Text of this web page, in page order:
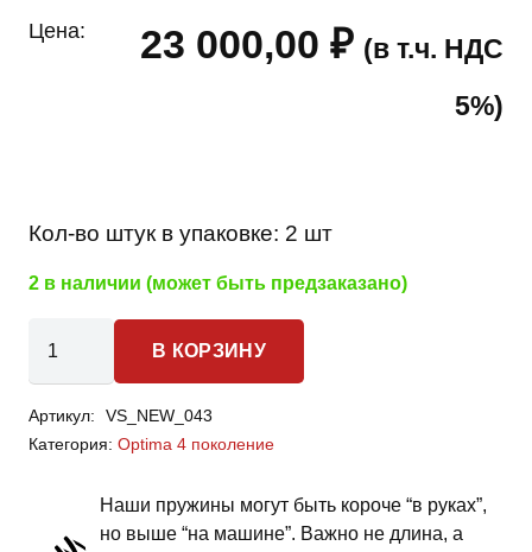
Цена: 23 000,00 ₽ (в т.ч. НДС
5%)
Кол-во штук в упаковке: 2 шт
2 в наличии (может быть предзаказано)
товара
Optima
4
В КОРЗИНУ
Артикул:
VS_NEW_043
Категория: Optima 4 поколение
Наши пружины могут быть короче “в руках”,
но выше “на машине”. Важно не длина, а